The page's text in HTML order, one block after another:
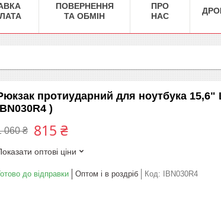
ПОВЕРНЕННЯ
ТА ОБМІН
ПРО
НАС
протиударний для ноутбука
)
060 ₴ 815 ₴
оптові ціни
до відправки Оптом і в роздріб Код: IBN030R4